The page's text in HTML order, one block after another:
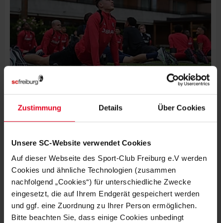
Zustimmung Details Über Cookies
Unsere SC-Website verwendet Cookies
Auf dieser Webseite des Sport-Club Freiburg e.V werden
Cookies und ähnliche Technologien (zusammen
nachfolgend „Cookies“) für unterschiedliche Zwecke
eingesetzt, die auf Ihrem Endgerät gespeichert werden
und ggf. eine Zuordnung zu Ihrer Person ermöglichen.
Bitte beachten Sie, dass einige Cookies unbedingt